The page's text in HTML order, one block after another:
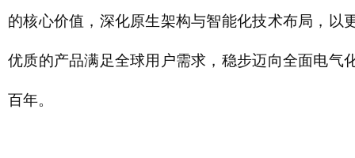
的核心价值，深化原生架构与智能化技术布局，以
优质的产品满足全球用户需求，稳步迈向全面电气
百年。